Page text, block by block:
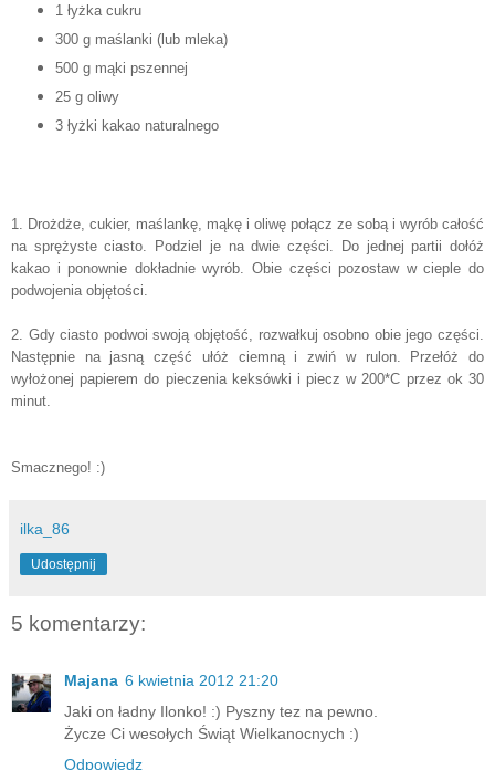
1 łyżka cukru
300 g maślanki (lub mleka)
500 g mąki pszennej
25 g oliwy
3 łyżki kakao naturalnego
1. Drożdże, cukier, maślankę, mąkę i oliwę połącz ze sobą i wyrób całość
na sprężyste ciasto. Podziel je na dwie części. Do jednej partii dołóż
kakao i ponownie dokładnie wyrób. Obie części pozostaw w cieple do
podwojenia objętości.
2. Gdy ciasto podwoi swoją objętość, rozwałkuj osobno obie jego części.
Następnie na jasną część ułóż ciemną i zwiń w rulon. Przełóż do
wyłożonej papierem do pieczenia keksówki i piecz w 200*C przez ok 30
minut.
Smacznego! :)
ilka_86
Udostępnij
5 komentarzy:
Majana 6 kwietnia 2012 21:20
Jaki on ładny Ilonko! :) Pyszny tez na pewno.
Życze Ci wesołych Świąt Wielkanocnych :)
Odpowiedz